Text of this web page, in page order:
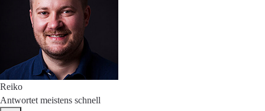
Reiko
Antwortet meistens schnell